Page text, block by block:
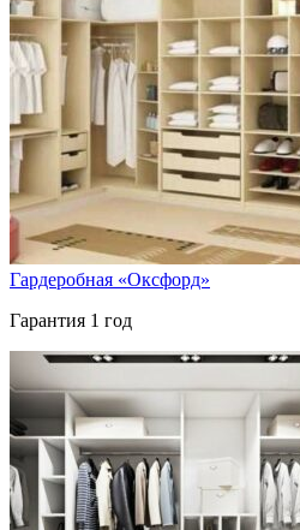
Гардеробная «Оксфорд»
Гарантия 1 год